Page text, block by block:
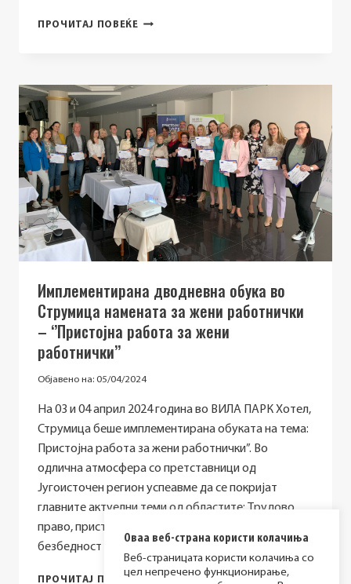
ПРОЧИТАЈ ПОВЕЌЕ ИМПЛЕМЕНТИРАНА
СКОПЈЕ
НАМЕНАТА
ЗА
ЖЕНИ
РАБОТНИЧКИ
–
‘’ПРИСТОЈНА
РАБОТА
ЗА
ЖЕНИ
РАБОТНИЧКИ’’
Имплементирана дводневна обука во
Струмица намената за жени работнички
– ‘’Пристојна работа за жени
работнички’’
Објавено на: 05/04/2024
На 03 и 04 април 2024 година во ВИЛА ПАРК Хотел,
Струмица беше имплементирана обуката на тема:
Пристојна работа за жени работнички”. Во
одлична атмосфера со претставници од
Југоисточен регион успеавме да се покријат
главните актуелни теми од областите: Tрудово
право, пристојна работа, колективно договарање,
безбедност и здравје при работа,…
ПРОЧИТАЈ ПОВЕЌЕ ИМПЛЕМЕНТИРАНА
Оваа веб-страна користи колачиња
Веб-страницата користи колачиња со
цел непречено функционирање,